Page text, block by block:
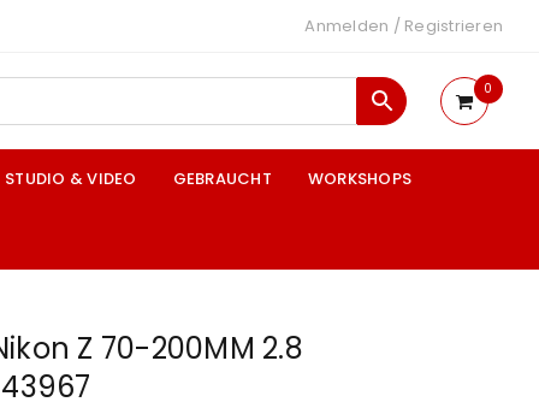
Anmelden / Registrieren
0
STUDIO & VIDEO GEBRAUCHT WORKSHOPS
Z 70-200MM 2.8